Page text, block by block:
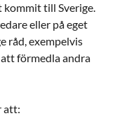
kommit till Sverige.
eller på eget
råd, exempelvis
förmedla andra
att: